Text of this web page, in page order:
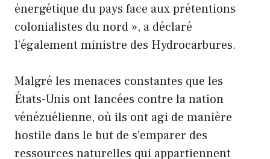
énergétique du pays face aux prétentions
colonialistes du nord », a déclaré
l’également ministre des Hydrocarbures.
Malgré les menaces constantes que les
États-Unis ont lancées contre la nation
vénézuélienne, où ils ont agi de manière
hostile dans le but de s’emparer des
ressources naturelles qui appartiennent